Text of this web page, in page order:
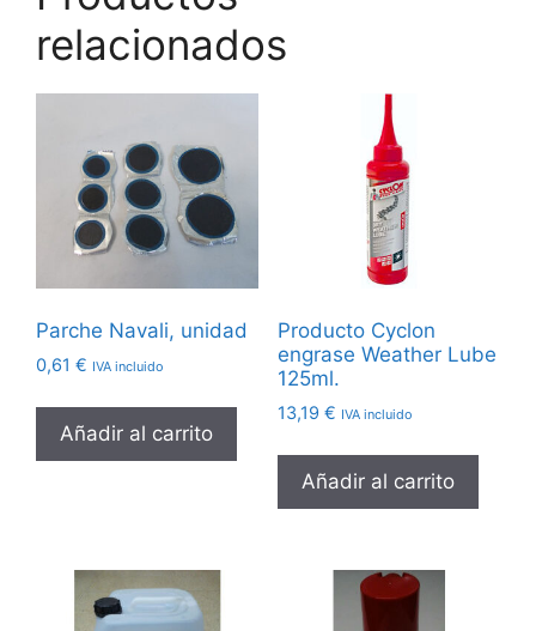
relacionados
Parche Navali, unidad
0,61 € IVA incluido
Añadir al carrito
Producto Cyclon
engrase Weather Lube
125ml.
13,19 € IVA incluido
Añadir al carrito